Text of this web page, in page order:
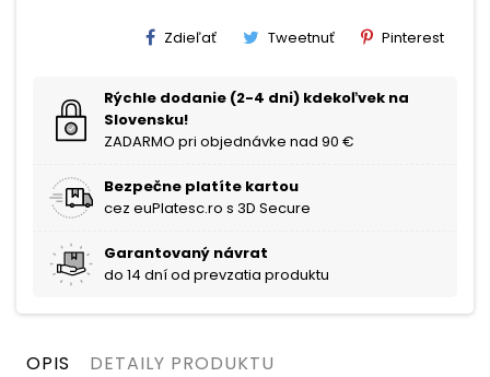
Zdieľať Tweetnuť Pinterest
Rýchle dodanie (2-4 dni) kdekoľvek na
Slovensku!
ZADARMO pri objednávke nad 90 €
Bezpečne platíte kartou
cez euPlatesc.ro s 3D Secure
Garantovaný návrat
do 14 dní od prevzatia produktu
OPIS DETAILY PRODUKTU